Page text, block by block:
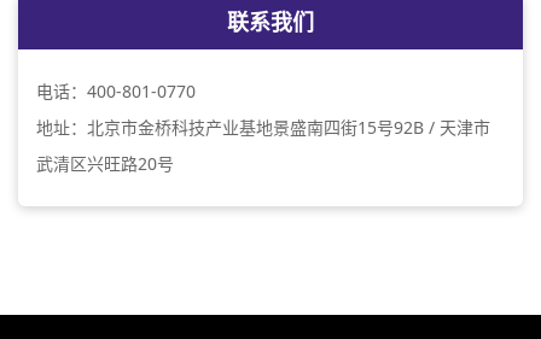
联系我们
电话：400-801-0770
地址：北京市金桥科技产业基地景盛南四街15号92B / 天津市
武清区兴旺路20号